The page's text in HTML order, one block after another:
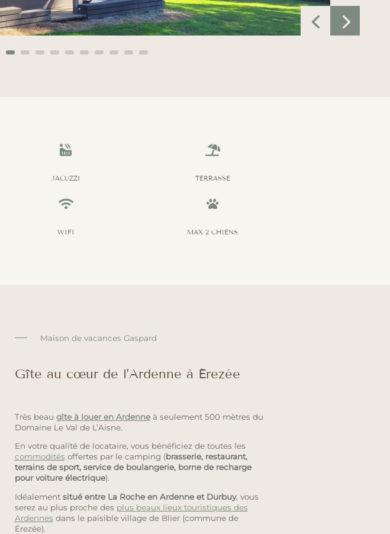

JACUZZI

WIFI

TERRASSE

MAX 2 CHIENS
Maison de vacances Gaspard
Gîte au cœur de l’Ardenne à Érezée
Très beau gîte à louer en Ardenneà seulement 500 mètres du
Domaine Le Val de L’Aisne.
En votre qualité de locataire, vous bénéficiez de toutes les
commodités offertes par le camping (brasserie, restaurant,
terrains de sport, service de boulangerie, borne de recharge
pour voiture électrique).
Idéalement situé entre La Roche en Ardenne et Durbuy, vous
serez au plus proche des plus beaux lieux touristiques des
Ardennes dans le paisible village de Blier (commune de
Érezée).